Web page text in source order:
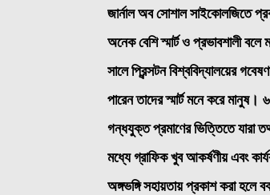
জার্নাল অব সোশাল সাইকোলজিতে
অনেক বেশি স্মার্ট ও প্রভাবশালী বলে
সালে প্রিন্সটন বিশ্ববিদ্যালয়ের
পারেন তাদের স্মার্ট মনে করে মানুষ।
গন্ধযুক্ত প্রমাণের ভিত্তিতে যারা
মধ্যে গ্রাফিক খুব আকর্ষণীয় এবং
অঙ্গভঙ্গি সহায়তায় প্রকাশ করা হলে